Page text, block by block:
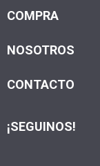
COMPRA
NOSOTROS
CONTACTO
¡SEGUINOS!